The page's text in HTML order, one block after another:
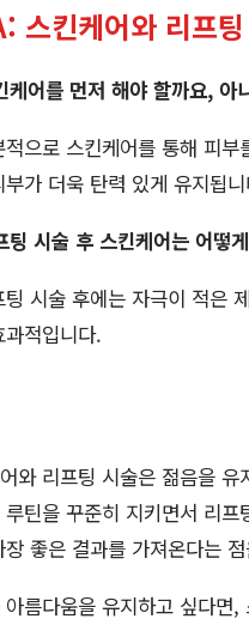
스킨케어와 리프
케어를 먼저 해야 할까요, 아
으로 스킨케어를 통해 피
부가 더욱 탄력 있게 유지됩
팅 시술 후 스킨케어는 어떻
시술 후에는 자극이 적은
과적입니다.
와 리프팅 시술은 젊음을
루틴을 꾸준히 지키면서 리
장 좋은 결과를 가져온다는
아름다움을 유지하고 싶다면